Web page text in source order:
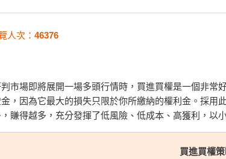
人次： 46376
市場即將展開一場多頭行情時，買進買權是一個非常
，因為它最大的損失只限於你所繳納的權利金。採用
賺得越多，充分發揮了低風險、低成本、高獲利，以
買進買權